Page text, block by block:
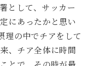
として、サッカー
にあったかと思い
理の中でチアをして
、チア全体に時間